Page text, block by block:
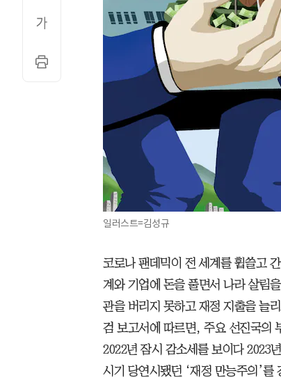
일러스트=김성규
코로나 팬데믹이 전 세계를 휩쓸고
계와 기업에 돈을 풀면서 나라 살림
관을 버리지 못하고 재정 지출을 늘
검 보고서에 따르면, 주요 선진국의
2022년 잠시 감소세를 보이다 2023
시기 당연시됐던 ‘재정 만능주의’를